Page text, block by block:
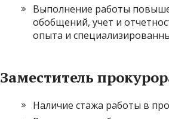
Выполнение работы
обобщений, учет и
опыта и
Заместитель
Наличие стажа работы в